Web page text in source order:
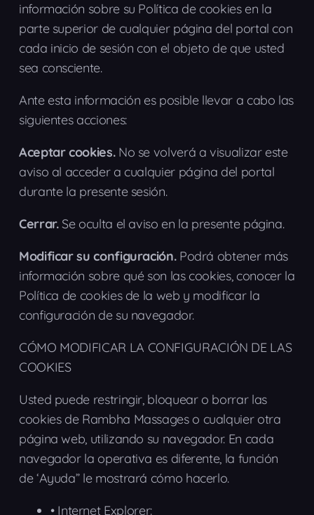
información sobre su Política de cookies en la
parte superior de cualquier página del portal con
cada inicio de sesión con el objeto de que usted
sea consciente.
Ante esta información es posible llevar a cabo las
siguientes acciones:
Aceptar cookies. No se volverá a visualizar este
aviso al acceder a cualquier página del portal
durante la presente sesión.
Cerrar. Se oculta el aviso en la presente página.
Modificar su configuración. Podrá obtener más
información sobre qué son las cookies, conocer la
Política de cookies de la web y modificar la
configuración de su navegador.
CÓMO MODIFICAR LA CONFIGURACIÓN DE LAS
COOKIES
Usted puede restringir, bloquear o borrar las
cookies de Rambha Massages o cualquier otra
página web, utilizando su navegador. En cada
navegador la operativa es diferente, la función
de ‘Ayuda” le mostrará cómo hacerlo.
• Internet Explorer: